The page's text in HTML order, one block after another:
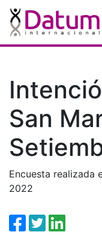
San
Encuesta realizada
2022